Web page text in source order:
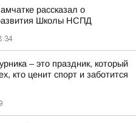
рассказал о
Школы НСПД
– это праздник, который
кто ценит спорт и заботится